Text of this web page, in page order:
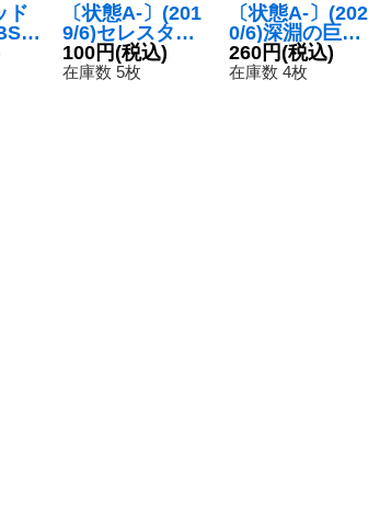
ド
専
ハ
〔状態A-〕(201
9/6)セレスタイ
ト・ゴレム
【R】{BS50-07
100円(税込)
在庫数 5枚
〔状態A-〕(202
0/6)深淵の巨剣
アビス・アポカ
リプス【R】{B
260円(税込)
在庫数 4枚